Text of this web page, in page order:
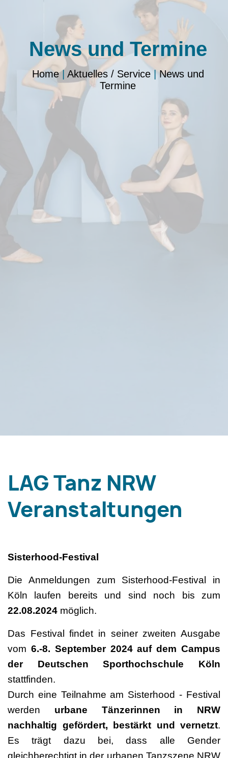
News und Termine
Home| Aktuelles / Service|News und
Termine
LAG Tanz NRW
Veranstaltungen
Sisterhood-Festival
Die Anmeldungen zum Sisterhood-Festival in
Köln laufen bereits und sind noch bis zum
22.08.2024 möglich.
Das Festival findet in seiner zweiten Ausgabe
vom 6.‐8. September 2024 auf dem Campus
der Deutschen Sporthochschule Köln
stattfinden.
Durch eine Teilnahme am Sisterhood - Festival
werden urbane Tänzerinnen in NRW
nachhaltig gefördert, bestärkt und vernetzt.
Es trägt dazu bei, dass alle Gender
gleichberechtigt in der urbanen Tanzszene NRW